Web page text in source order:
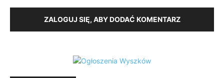
ZALOGUJ SIĘ, ABY DODAĆ KOMENTARZ